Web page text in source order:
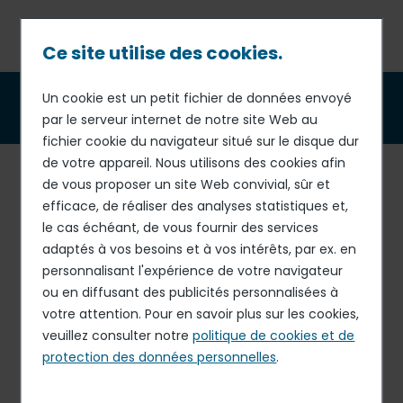
principal
Fil
d'Ariane
LeGuide de l’Intégrité
Pour faciliter l’appropriation de ses Principes d’Ethique
par ses collaborateurs, Elior Group a publié en 2018 le
Guide de l’Intégrité, qui représente notre Code de
conduite anti-corruption.
Ce Guide a pour objectif
définir des règles claires et d’apporter des
recommandations pratiques pour des
comportements intègres
, visant à prévenir les
potentiels risques de corruption.
Ce site utilise des cookies.
Un cookie est un petit fichier de données envoyé
par le serveur internet de notre site Web au
fichier cookie du navigateur situé sur le disque dur
de votre appareil. Nous utilisons des cookies afin
de vous proposer un site Web convivial, sûr et
efficace, de réaliser des analyses statistiques et,
le cas échéant, de vous fournir des services
adaptés à vos besoins et à vos intérêts, par ex. en
personnalisant l'expérience de votre navigateur
ou en diffusant des publicités personnalisées à
votre attention. Pour en savoir plus sur les cookies,
veuillez consulter notrepolitique de cookies et de
protection des données personnelles.